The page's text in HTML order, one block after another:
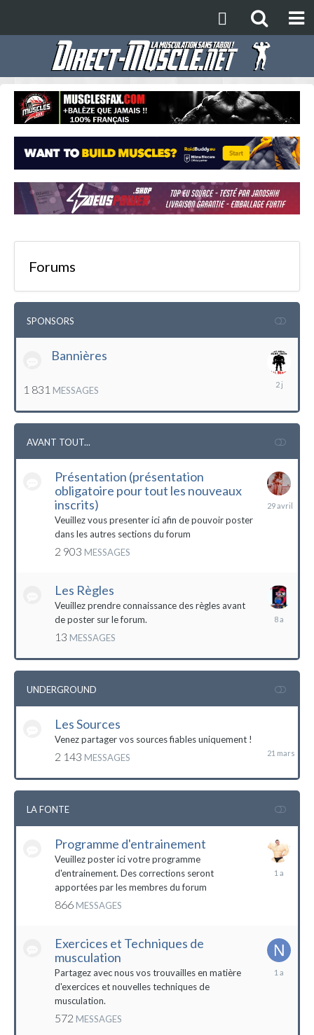
Forums
SPONSORS
Bannières
1 831 MESSAGES
lundi
AVANT TOUT...
Présentation (présentation
obligatoire pour tout les nouveaux
inscrits)
Veuillez vous presenter ici afin de pouvoir poster
dans les autres sections du forum
2 903 MESSAGES
29
Les Règles
Veuillez prendre connaissance des règles avant
de poster sur le forum.
13 MESSAGES
UNDERGROUND
Les Sources
Venez partager vos sources fiables uniquement !
2 143 MESSAGES
LA FONTE
Programme d'entrainement
Veuillez poster ici votre programme
d'entrainement. Des corrections seront
apportées par les membres du forum
866 MESSAGES
20
Exercices et Techniques de
musculation
Partagez avec nous vos trouvailles en matière
d'exercices et nouvelles techniques de
musculation.
572 MESSAGES
25